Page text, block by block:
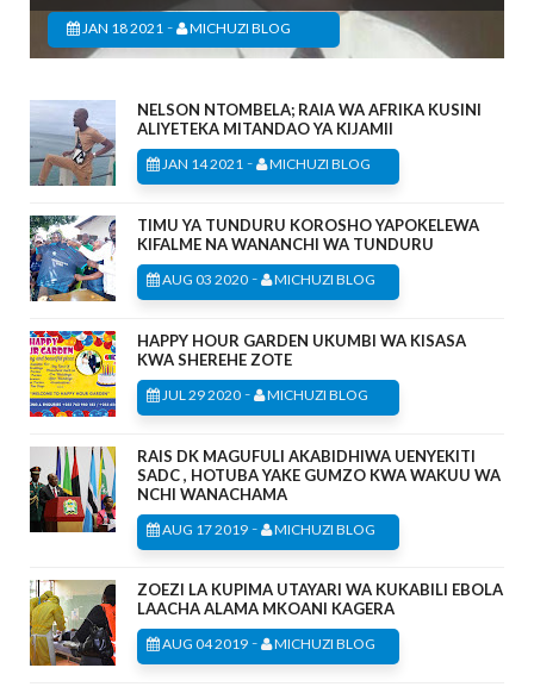
JAN 18 2021 - MICHUZI BLOG
NELSON NTOMBELA; RAIA WA AFRIKA KUSINI
ALIYETEKA MITANDAO YA KIJAMII
JAN 14 2021 - MICHUZI BLOG
TIMU YA TUNDURU KOROSHO YAPOKELEWA
KIFALME NA WANANCHI WA TUNDURU
AUG 03 2020 - MICHUZI BLOG
HAPPY HOUR GARDEN UKUMBI WA KISASA
KWA SHEREHE ZOTE
JUL 29 2020 - MICHUZI BLOG
RAIS DK MAGUFULI AKABIDHIWA UENYEKITI
SADC , HOTUBA YAKE GUMZO KWA WAKUU WA
NCHI WANACHAMA
AUG 17 2019 - MICHUZI BLOG
ZOEZI LA KUPIMA UTAYARI WA KUKABILI EBOLA
LAACHA ALAMA MKOANI KAGERA
AUG 04 2019 - MICHUZI BLOG